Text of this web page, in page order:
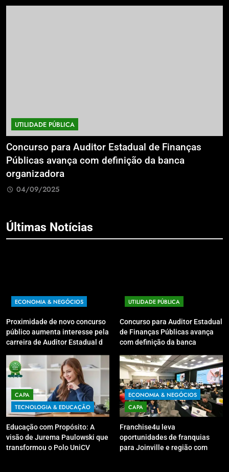
UTILIDADE PÚBLICA
Concurso para Auditor Estadual de Finanças
Públicas avança com definição da banca
organizadora
04/09/2025
Últimas Notícias
ECONOMIA & NEGÓCIOS
Proximidade de novo concurso
público aumenta interesse pela
carreira de Auditor Estadual de
Youtube irá sanar dúvidas
UTILIDADE PÚBLICA
Concurso para Auditor Estadual
de Finanças Públicas avança
com definição da banca
CAPA
TECNOLOGIA & EDUCAÇÃO
Educação com Propósito: A
visão de Jurema Paulowski que
transformou o Polo UniCV
ECONOMIA & NEGÓCIOS
CAPA
Franchise4u leva
oportunidades de franquias
para Joinville e região com